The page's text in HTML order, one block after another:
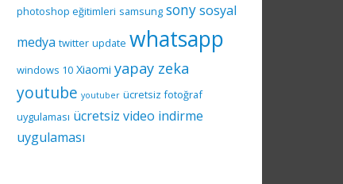
photoshop eğitimleri samsung sonysosyal
medya twitter update whatsapp
windows 10 Xiaomi yapay zeka
youtube youtuber ücretsiz fotoğraf
uygulaması ücretsiz video indirme
uygulaması